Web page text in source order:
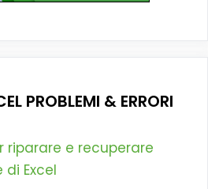
PROBLEMI & ERRORI
riparare e recuperare
di Excel